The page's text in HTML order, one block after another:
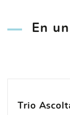
En
Trio